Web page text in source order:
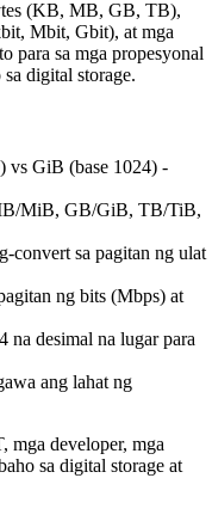
(KB, MB, GB, TB),
Mbit, Gbit), at mga
para sa mga propesyonal
digital storage.
vs GiB (base 1024) -
MiB, GB/GiB, TB/TiB,
convert sa pagitan ng ulat
ng bits (Mbps) at
na desimal na lugar para
ang lahat ng
mga developer, mga
sa digital storage at